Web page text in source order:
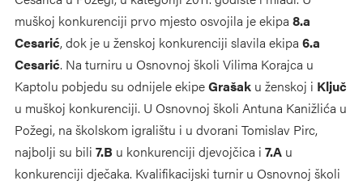
muškoj konkurenciji prvo mjesto osvojila je ekipa 8.a
Cesarić, dok je u ženskoj konkurenciji slavila ekipa 6.a
Cesarić. Na turniru u Osnovnoj školi Vilima Korajca u
Kaptolu pobjedu su odnijele ekipeGrašak u ženskoj i Ključ
u muškoj konkurenciji. U Osnovnoj školi Antuna Kanižlića u
Požegi, na školskom igralištu i u dvorani Tomislav Pirc,
najbolji su bili 7.B u konkurenciji djevojčica i 7.A u
konkurenciji dječaka. Kvalifikacijski turnir u Osnovnoj školi